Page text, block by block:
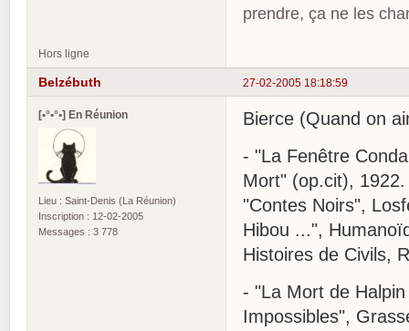
prendre, ça ne les
Hors ligne
27-02-2005 18:18:59
Belzébuth
[•°•°•] En Réunion
Lieu : Saint-Denis (La Réunion)
Inscription : 12-02-2005
Messages : 3 778
Bierce (Quand on
- "La Fenêtre
Mort" (op.cit),
"Contes Noirs",
Hibou ...",
Histoires de Civils,
- "La Mort de
Impossibles",